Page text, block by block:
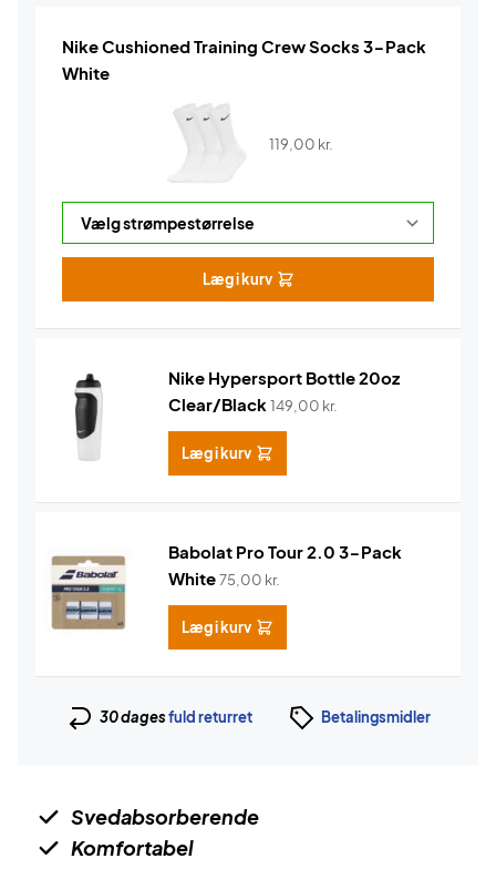
Nike Cushioned Training Crew Socks 3-Pack
White
119,00 kr.
Læg i kurv
Nike Hypersport Bottle 20oz
Clear/Black149,00 kr.
Læg i kurv
Babolat Pro Tour 2.0 3-Pack
White75,00 kr.
Læg i kurv
30 dagesfuld returret Betalingsmidler
Svedabsorberende
Komfortabel